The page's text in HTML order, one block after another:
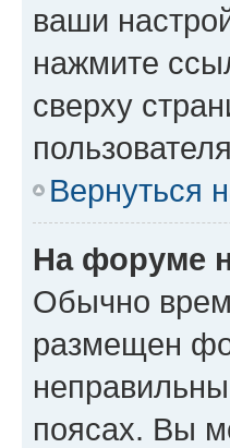
ваши
нажмите
сверху
Вернуться
На форуме
Обычно
размещен
поясах. Вы